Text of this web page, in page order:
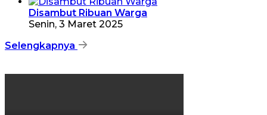
Disambut Ribuan Warga
Senin, 3 Maret 2025
Selengkapnya